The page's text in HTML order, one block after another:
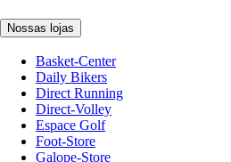
Nossas lojas
Basket-Center
Daily Bikers
Direct Running
Direct-Volley
Espace Golf
Foot-Store
Galope-Store